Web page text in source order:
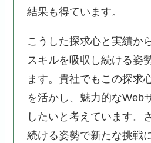
結果も得ています。
こうした探求心と実績か
スキルを吸収し続ける姿
ます。貴社でもこの探求
を活かし、魅力的なWeb
したいと考えています。
続ける姿勢で新たな挑戦